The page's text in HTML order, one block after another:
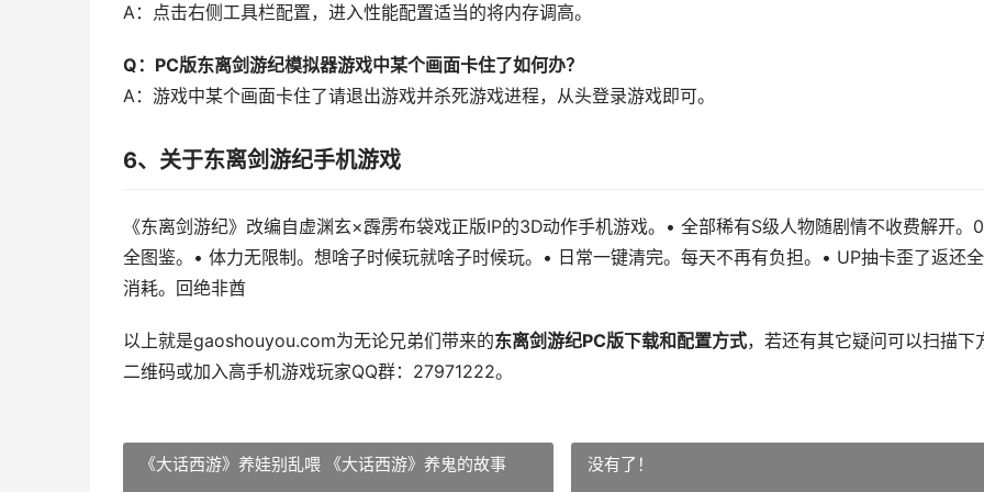
A：点击右侧工具栏配置，进入性能配置适当的将内存调高。
Q：PC版东离剑游纪模拟器游戏中某个画面卡住了如何办？
A：游戏中某个画面卡住了请退出游戏并杀死游戏进程，从头登录游戏即可。
6、关于东离剑游纪手机游戏
《东离剑游纪》改编自虚渊玄×霹雳布袋戏正版IP的3D动作手机游戏。• 全部稀有S级人物随剧情不收费解开。
全图鉴。• 体力无限制。想啥子时候玩就啥子时候玩。• 日常一键清完。每天不再有负担。• UP抽卡歪了返还
消耗。回绝非酋
以上就是gaoshouyou.com为无论兄弟们带来的东离剑游纪PC版下载和配置方式，若还有其它疑问可以扫描下
二维码或加入高手机游戏玩家QQ群：27971222。
《大话西游》养娃别乱喂 《大话西游》养鬼的故事 没有了！